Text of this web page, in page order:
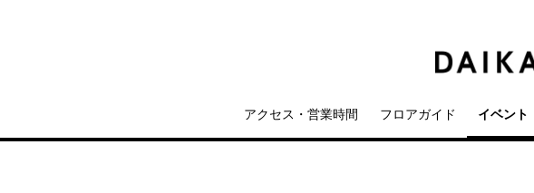
アクセス・営業時間 フロアガイド イベント